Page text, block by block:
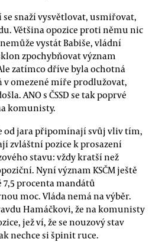
snaží vysvětlovat, usmiřovat,
Většina opozice proti němu nic
vystát Babiše, vládní
zpochybňovat význam
zatímco dříve byla ochotná
v omezené míře prodlužovat,
ANO s ČSSD se tak poprvé
komunisty.
od jara připomínají svůj vliv tím,
zvláštní pozice k prosazení
stavu: vždy kratší než
Nyní význam KSČM ještě
procenta mandátů
moc. Vláda nemá na výběr.
Hamáčkovi, že na komunisty
jež ví, že se nouzový stav
nechce si špinit ruce.